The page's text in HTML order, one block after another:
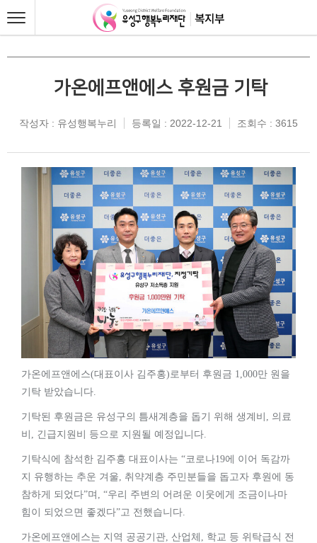
가온에프앤에스 후원금 기탁
작성자 : 유성행복누리 등록일 : 2022-12-21 조회수 : 3615
가온에프앤에스(대표이사 김주홍) 로부터 후원금 1,000만 원을
기탁 받았습니다
기탁된 후원금은 유성구의 틈새계층을 돕기 위해 생계비
의료
비
긴급지원비 등으로 지원될 예정입니다
기탁식에 참석한 김주홍 대표이사는 “코로나19에 이어 독감까
지 유행하는 추운 겨울
취약계층 주민분들을 돕고자 후원에 동
참하게 되었다”며 , “우리 주변의 어려운 이웃에게 조금이나마
힘이 되었으면 좋겠다”고 전했습니다
가온에프앤에스는 지역 공공기관 산업체
학교 등 위탁급식 전